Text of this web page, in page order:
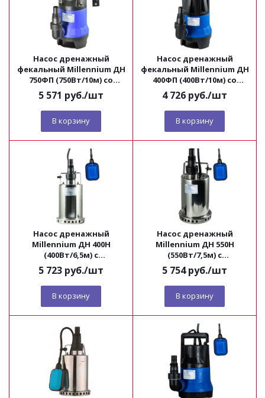
Насос дренажный
фекальный Millennium ДН
750ФП (750Вт/10м) со
встроенным поплавком
5 571 руб./шт
В корзину
Насос дренажный
фекальный Millennium ДН
400ФП (400Вт/10м) со
встроенным поплавком
4 726 руб./шт
В корзину
Насос дренажный
Millennium ДН 400Н
(400Вт/6,5м) с
нержавеющим корпусом
5 723 руб./шт
В корзину
Насос дренажный
Millennium ДН 550Н
(550Вт/7,5м) с
нержавеющим корпусом
5 754руб./шт
В корзину